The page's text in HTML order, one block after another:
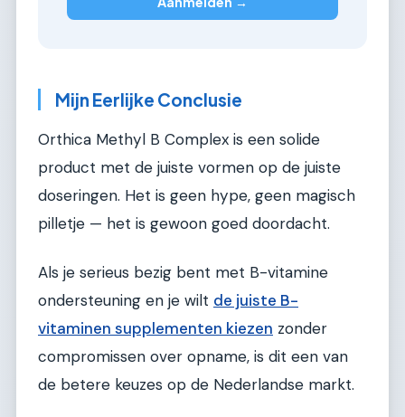
Mijn Eerlijke Conclusie
Orthica Methyl B Complex is een solide
product met de juiste vormen op de juiste
doseringen. Het is geen hype, geen magisch
pilletje — het is gewoon goed doordacht.
Als je serieus bezig bent met B-vitamine
ondersteuning en je wilt de juiste B-
vitaminen supplementen kiezen zonder
compromissen over opname, is dit een van
de betere keuzes op de Nederlandse markt.